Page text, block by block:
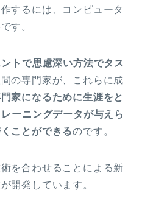
するには、コンピュータ
す。
トで思慮深い方法でタス
の専門家が、これらに成
家になるために生涯をと
ーニングデータが与えら
ことができるのです。
を合わせることによる新
開発しています。